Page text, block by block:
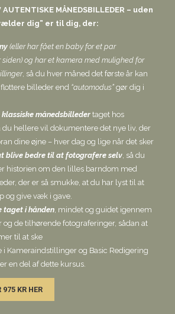
AUTENTISKE MÅNEDSBILLEDER – uden
dig” er til dig, der:
(eller har fået en baby for et par
og har et kamera med mulighed for
, så du hver måned det første år kan
billeder end “automodus”gør dig i
klassiske månedsbilleder taget hos
du hellere vil dokumentere det nye liv, der
dine øjne – hver dag og lige når det sker
blive bedre til at fotografere selv, så du
historien om den lilles barndom med
der er så smukke, at du har lyst til at
og give væk i gave.
taget i hånden, mindet og guidet igennem
og de tilhørende fotograferinger, sådan at
til at ske
i Kameraindstillinger og Basic Redigering
en del af dette kursus.
975 KR HER